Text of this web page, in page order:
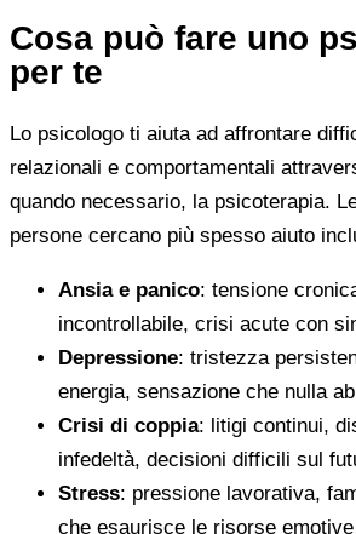
Cosa può fare uno
per te
Lo psicologo ti aiuta ad affrontare
relazionali e comportamentali
quando necessario, la psicoterapia.
persone cercano più spesso aiuto
Ansia e panico: tensione
incontrollabile, crisi acute con
Depressione: tristezza
energia, sensazione che nulla
Crisi di coppia: litigi continui,
infedeltà, decisioni difficili sul
Stress: pressione lavorativa,
che esaurisce le risorse emotive